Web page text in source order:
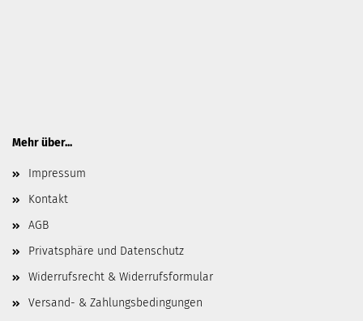
Mehr über...
Impressum
Kontakt
AGB
Privatsphäre und Datenschutz
Widerrufsrecht & Widerrufsformular
Versand- & Zahlungsbedingungen